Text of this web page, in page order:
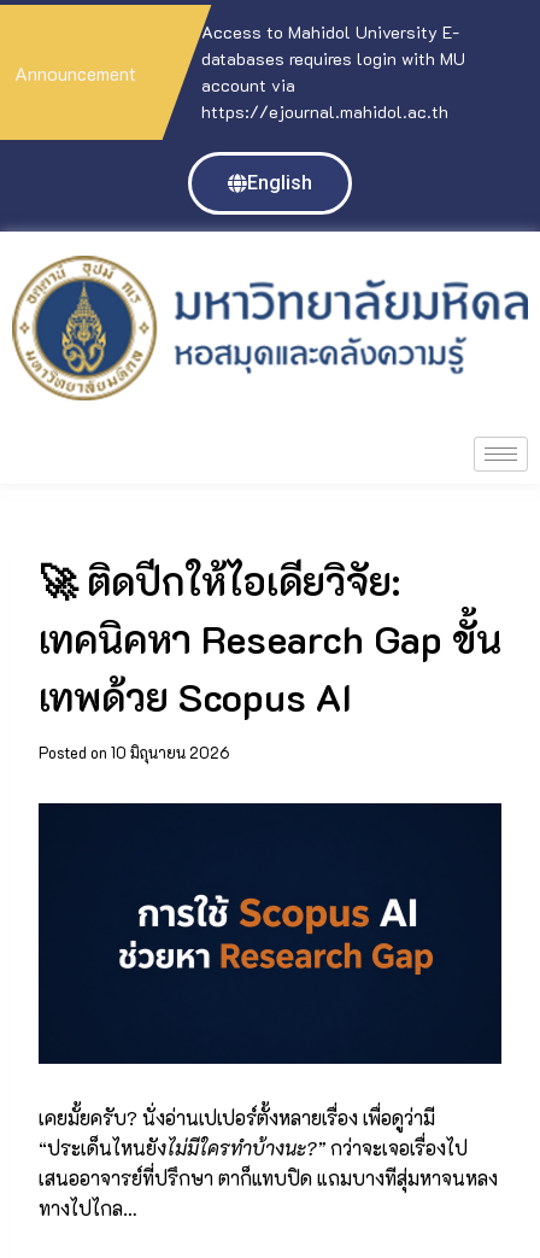
Announcement
Access to Mahidol University E-
databases requires login with MU
account via
https://ejournal.mahidol.ac.th
English
🚀 ติดปีกให้ไอเดียวิจัย:
เทคนิคหา Research Gap ขั้น
เทพด้วย Scopus AI
Posted on 10 มิถุนายน 2026
เคยมั้ยครับ? นั่งอ่านเปเปอร์ตั้งหลายเรื่อง เพื่อดูว่ามี
“ประเด็นไหนยังไม่มีใครทำบ้างนะ?”กว่าจะเจอเรื่องไป
เสนออาจารย์ที่ปรึกษา ตาก็แทบปิด แถมบางทีสุ่มหาจนหลง
ทางไปไกล…